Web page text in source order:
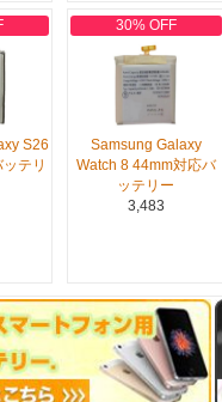
S26
テリ
30% OFF
Samsung Galaxy
Watch 8 44mm対応バ
ッテリー
3,483